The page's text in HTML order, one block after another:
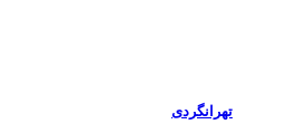
تهرانگردی